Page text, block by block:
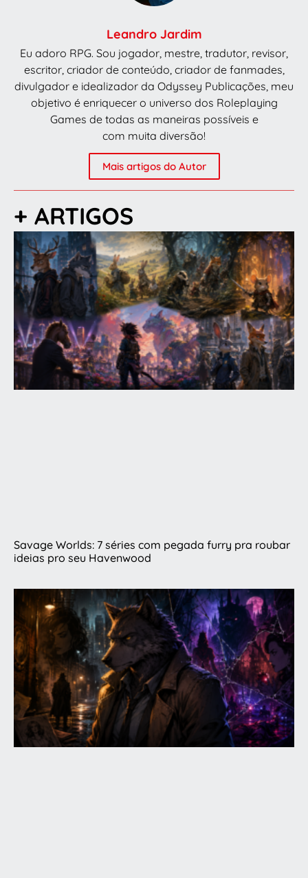
Leandro Jardim
Eu adoro RPG. Sou jogador, mestre, tradutor, revisor,
escritor, criador de conteúdo, criador de fanmades,
divulgador e idealizador da Odyssey Publicações, meu
objetivo é enriquecer o universo dos Roleplaying
Games de todas as maneiras possíveis e
com muita diversão!
Mais artigos do Autor
+ ARTIGOS
Savage Worlds: 7 séries com pegada furry pra roubar
ideias pro seu Havenwood